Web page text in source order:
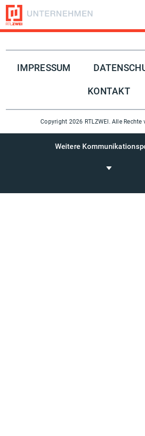
IMPRESSUM
KONTAKT
Folge uns auf
Copyright 2026 RTLZWEI. Alle Rechte
Weitere